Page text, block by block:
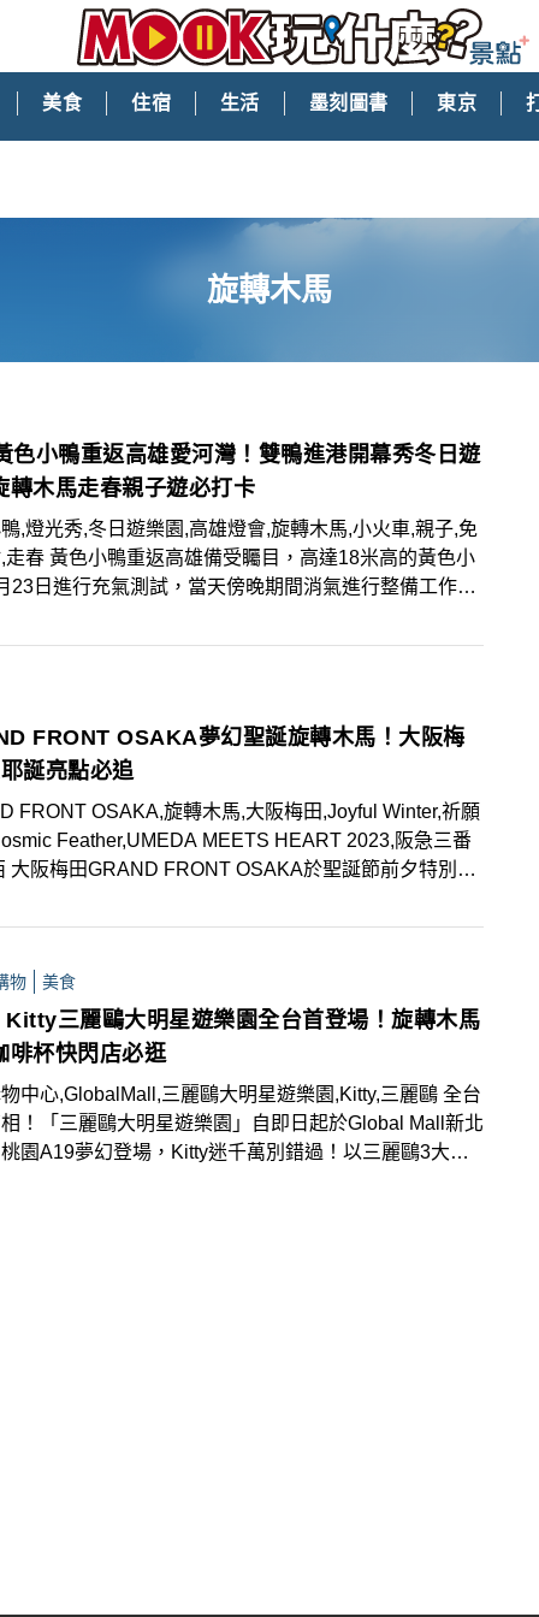
美食 住宿 生活 墨刻圖書 東京
旋轉木馬
色小鴨重返高雄愛河灣！雙鴨進港開幕秀冬日遊
轉木馬走春親子遊必打卡
,燈光秀,冬日遊樂園,高雄燈會,旋轉木馬,小火車,親子,免
目，高達18米高的黃色小
23日進行充氣測試，當天傍晚期間消氣進行整備工作，
與冬日遊樂園情報精彩豐富，寒假、春節出遊可以安排
FRONT OSAKA夢幻聖誕旋轉木馬！大阪梅
誕亮點必追
FRONT OSAKA,旋轉木馬,大阪梅田,Joyful Winter,祈願
Feather,UMEDA MEETS HEART 2023,阪急三番
大阪梅田GRAND FRONT OSAKA於聖誕節前夕特別打
夢幻的旋轉木馬聖誕佈置和燈光投影！另外還有大阪梅
MEETS HEART 2023」也以「相約UMEDA，
」為主題舉辦一連串活動；另外，阪急三番街
TOY FACTORY」、HEP FIVE等大阪梅田地標也
物 美食
三麗鷗大明星遊樂園全台首登場！旋轉木馬
啡杯快閃店必逛
中心,GlobalMall,三麗鷗大明星遊樂園,Kitty,三麗鷗 全台
！「三麗鷗大明星遊樂園」自即日起於Global Mall新北
園A19夢幻登場，Kitty迷千萬別錯過！以三麗鷗3大經